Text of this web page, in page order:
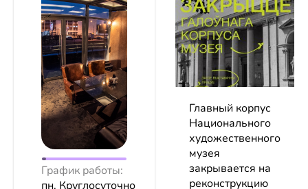
График работы:
пн. Круглосуточно
Главный корпус
Национального
художественного
музея
закрывается на
реконструкцию